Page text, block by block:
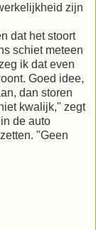
zijn
dat het stoort
schiet meteen
ik dat even
Goed idee,
dan storen
kwalijk," zegt
de auto
"Geen